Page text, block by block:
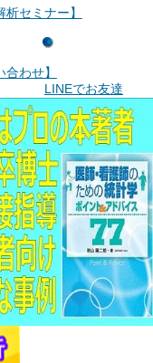
析セミナー】
合わせ】
LINEでお友達